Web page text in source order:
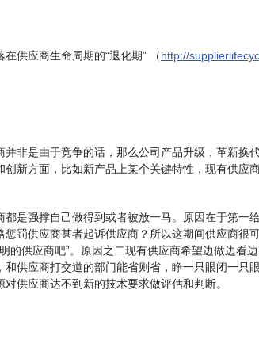
供应商生命周期的“退化期” （http://
非是由于竞争的话，那么公司产品升级，革新
新方面，比如新产品上某个关键特性，现有供应商
是强撑自己做得到或者被放一马。原因在于第一
罚供应商甚者起诉供应商？所以这期间供应商
的供应商吧”。原因之二现有供应商希望边做边看
供应商打交道的部门能省则省，睁一只眼闭一
供应商达不到新的技术要求做评估和判断。